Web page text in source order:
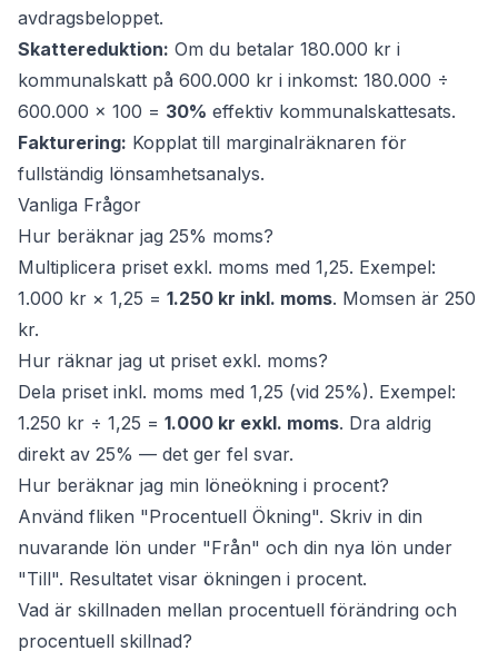
avdragsbeloppet.
Skattereduktion: Om du betalar 180.000 kr i
kommunalskatt på 600.000 kr i inkomst: 180.000 ÷
600.000 × 100 = 30% effektiv kommunalskattesats.
Fakturering: Kopplat till marginalräknaren för
fullständig lönsamhetsanalys.
Vanliga Frågor
Hur beräknar jag 25% moms?
Multiplicera priset exkl. moms med 1,25. Exempel:
1.000 kr × 1,25 = 1.250 kr inkl. moms. Momsen är 250
kr.
Hur räknar jag ut priset exkl. moms?
Dela priset inkl. moms med 1,25 (vid 25%). Exempel:
1.250 kr ÷ 1,25 = 1.000 kr exkl. moms. Dra aldrig
direkt av 25% — det ger fel svar.
Hur beräknar jag min löneökning i procent?
Använd fliken "Procentuell Ökning". Skriv in din
nuvarande lön under "Från" och din nya lön under
"Till". Resultatet visar ökningen i procent.
Vad är skillnaden mellan procentuell förändring och
procentuell skillnad?